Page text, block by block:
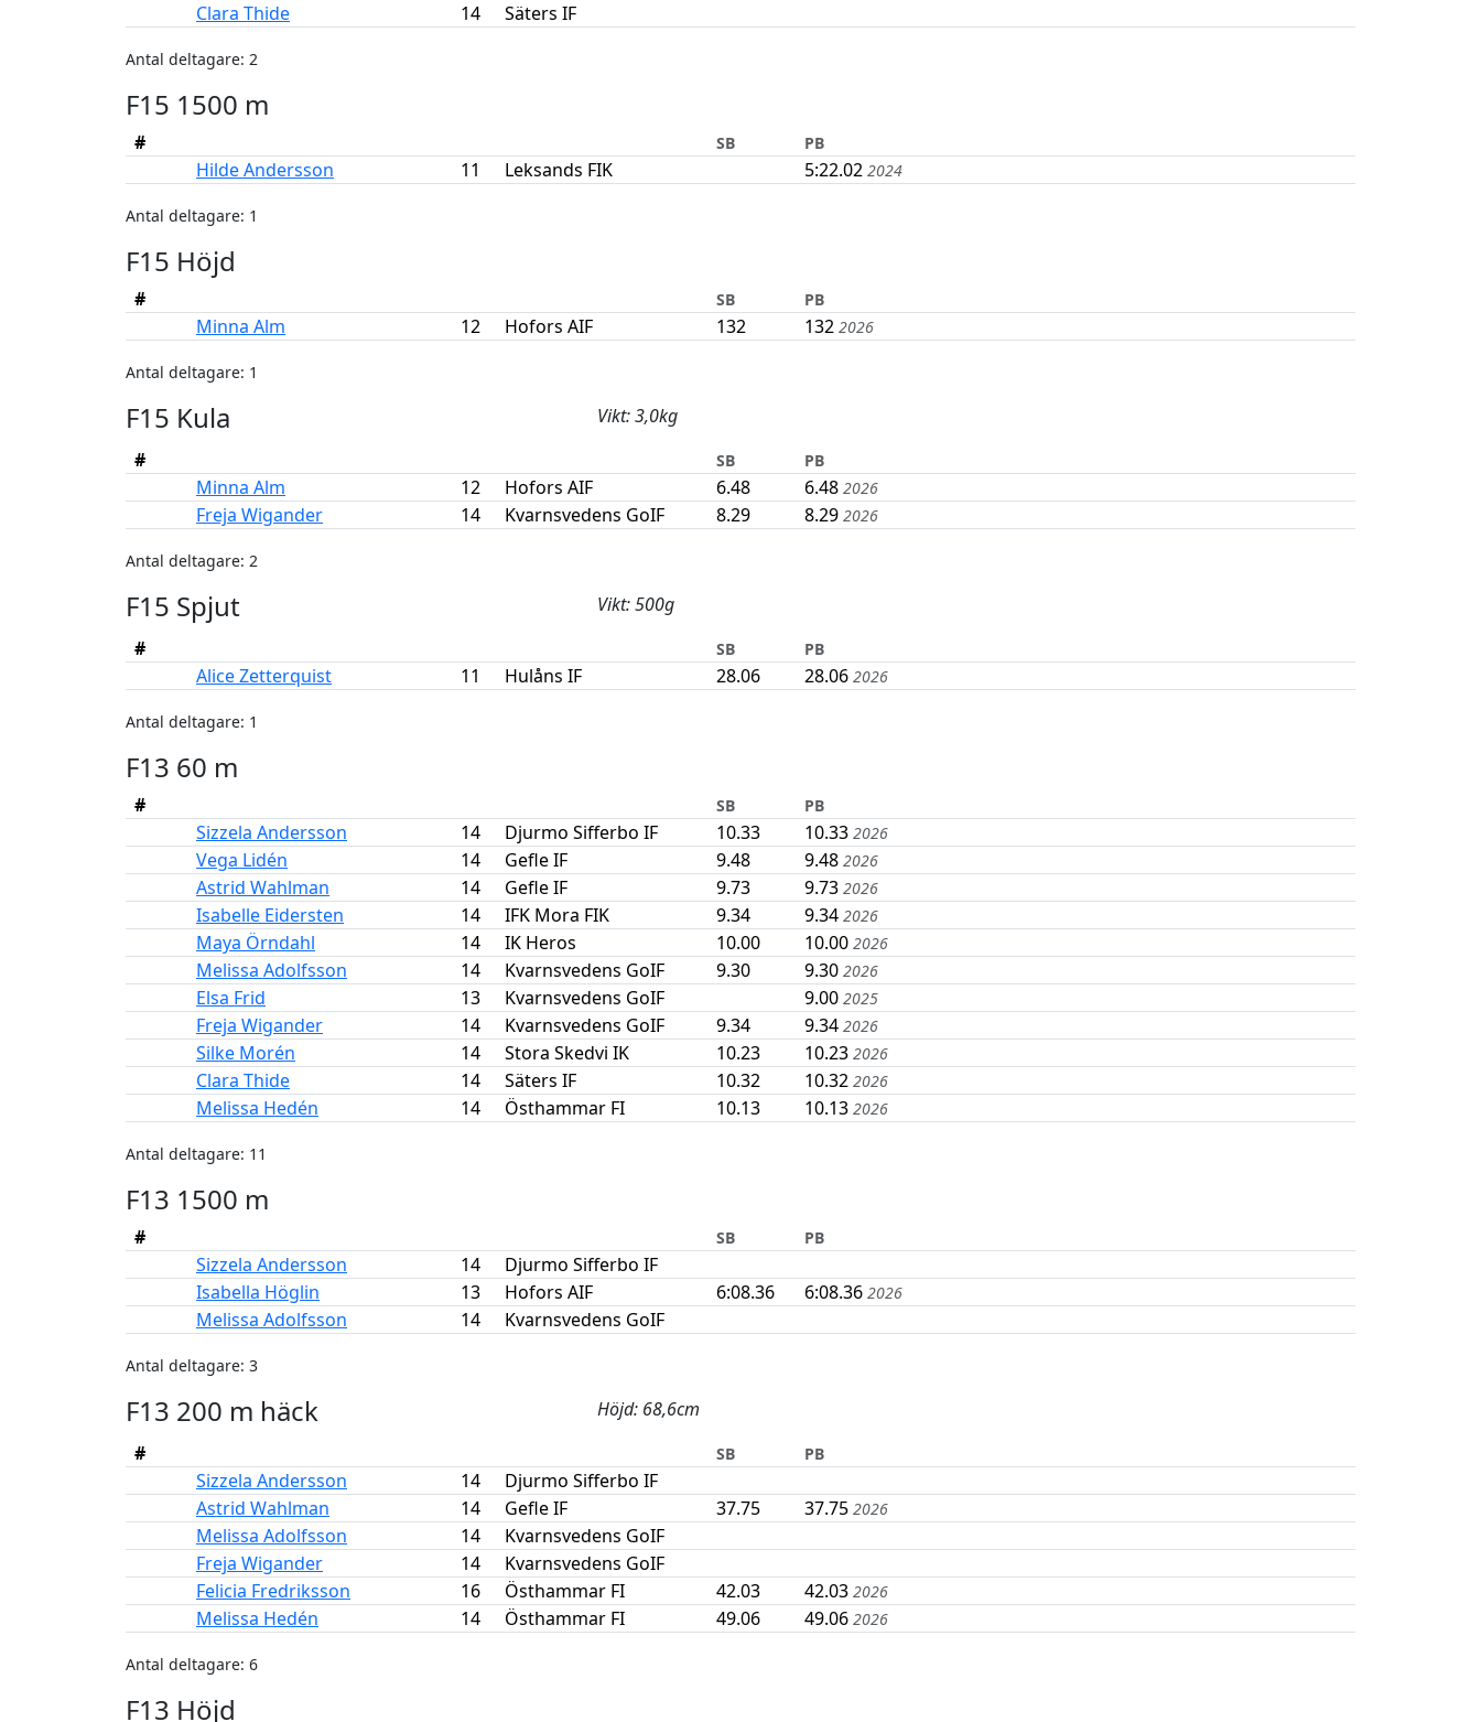
Clara Thide 14 Säters IF
Antal deltagare: 2
F15 1500 m
# SB PB
Hilde Andersson 11 Leksands FIK 5:22.02 2024
Antal deltagare: 1
F15 Höjd
# SB PB
Minna Alm 12 Hofors AIF 132 132 2026
Antal deltagare: 1
F15 Kula
Vikt: 3,0kg
#
SB PB
Minna Alm 12 Hofors AIF 6.48 6.48 2026
Freja Wigander 14 Kvarnsvedens GoIF 8.29 8.29 2026
Antal deltagare: 2
F15 Spjut
Vikt: 500g
#
SB PB
Alice Zetterquist 11 Hulåns IF 28.06 28.06 2026
Antal deltagare: 1
F13 60 m
# SB PB
Sizzela Andersson 14 Djurmo Sifferbo IF 10.33 10.33 2026
Vega Lidén 14 Gefle IF 9.48 9.48 2026
Astrid Wahlman 14 Gefle IF 9.73 9.73 2026
Isabelle Eidersten 14 IFK Mora FIK 9.34 9.34 2026
Maya Örndahl 14 IK Heros 10.00 10.00 2026
Melissa Adolfsson 14 Kvarnsvedens GoIF 9.30 9.30 2026
Elsa Frid 13 Kvarnsvedens GoIF 9.00 2025
Freja Wigander 14 Kvarnsvedens GoIF 9.34 9.34 2026
Silke Morén 14 Stora Skedvi IK 10.23 10.23 2026
Clara Thide 14 Säters IF 10.32 10.32 2026
Melissa Hedén 14 Östhammar FI 10.13 10.13 2026
Antal deltagare: 11
F13 1500 m
# SB PB
Sizzela Andersson 14
Djurmo Sifferbo IF
Isabella Höglin
13 Hofors AIF 6:08.36 6:08.36 2026
Melissa Adolfsson 14 Kvarnsvedens GoIF
Antal deltagare: 3
F13 200 m häck
Höjd: 68,6cm
#
SB PB
Sizzela Andersson 14
Djurmo Sifferbo IF
Astrid Wahlman
14 Gefle IF 37.75 37.75 2026
Melissa Adolfsson 14
Kvarnsvedens GoIF
Freja Wigander
14
Kvarnsvedens GoIF
Felicia Fredriksson
16 Östhammar FI 42.03 42.03 2026
Melissa Hedén 14 Östhammar FI 49.06 49.06 2026
Antal deltagare: 6
F13 Höjd